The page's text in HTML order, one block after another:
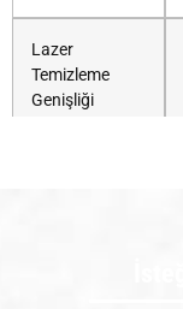
Lazer
Temizleme
Genişliği